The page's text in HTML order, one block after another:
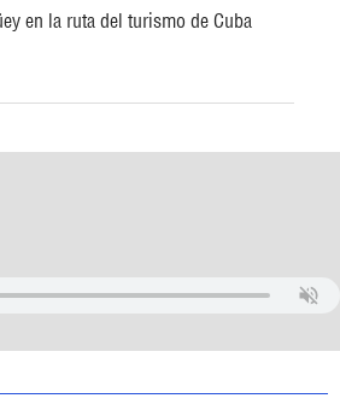
en la ruta del turismo de Cuba